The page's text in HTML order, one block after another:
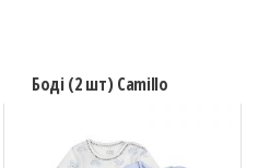
Боді (2 шт) Camillo